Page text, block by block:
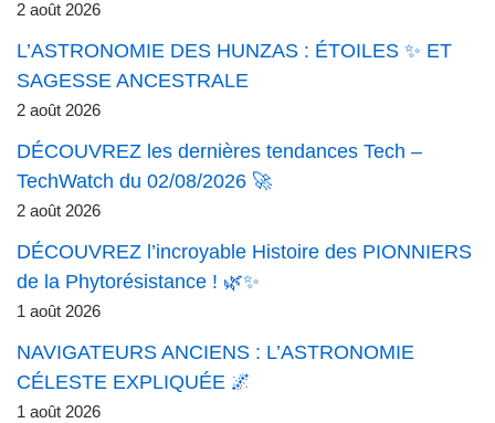
2 août 2026
L’ASTRONOMIE DES HUNZAS : ÉTOILES ✨ ET
SAGESSE ANCESTRALE
2 août 2026
DÉCOUVREZ les dernières tendances Tech –
TechWatch du 02/08/2026 🚀
2 août 2026
DÉCOUVREZ l’incroyable Histoire des PIONNIERS
de la Phytorésistance ! 🌿✨
1 août 2026
NAVIGATEURS ANCIENS : L’ASTRONOMIE
CÉLESTE EXPLIQUÉE 🌌
1 août 2026